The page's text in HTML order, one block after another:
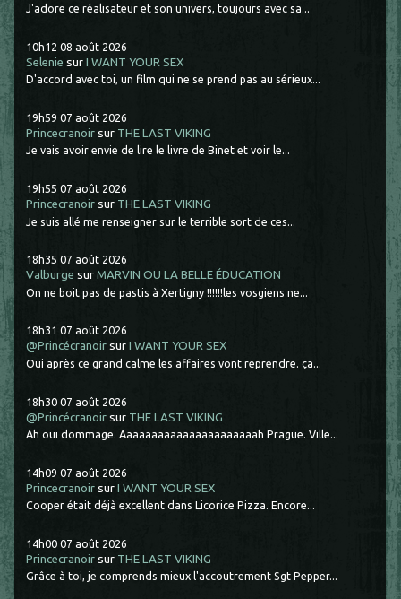
J'adore ce réalisateur et son univers, toujours avec sa...
10h12 08 août 2026
Selenie surI WANT YOUR SEX
D'accord avec toi, un film qui ne se prend pas au sérieux...
19h59 07 août 2026
Princecranoir sur THE LAST VIKING
Je vais avoir envie de lire le livre de Binet et voir le...
19h55 07 août 2026
Princecranoir sur THE LAST VIKING
Je suis allé me renseigner sur le terrible sort de ces...
18h35 07 août 2026
Valburge surMARVIN OU LA BELLE ÉDUCATION
On ne boit pas de pastis à Xertigny !!!!!!les vosgiens ne...
18h31 07 août 2026
@Princécranoir surI WANT YOUR SEX
Oui après ce grand calme les affaires vont reprendre. ça...
18h30 07 août 2026
@Princécranoir sur THE LAST VIKING
Ah oui dommage. Aaaaaaaaaaaaaaaaaaaaaah Prague. Ville...
14h09 07 août 2026
Princecranoir surI WANT YOUR SEX
Cooper était déjà excellent dans Licorice Pizza. Encore...
14h00 07 août 2026
Princecranoir sur THE LAST VIKING
Grâce à toi, je comprends mieux l'accoutrement Sgt Pepper...